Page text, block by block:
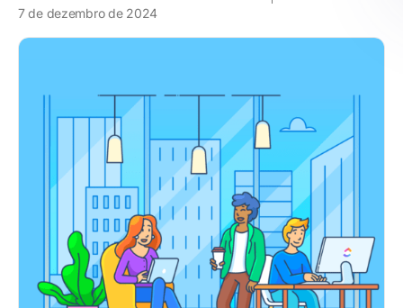
7 de dezembro de 2024